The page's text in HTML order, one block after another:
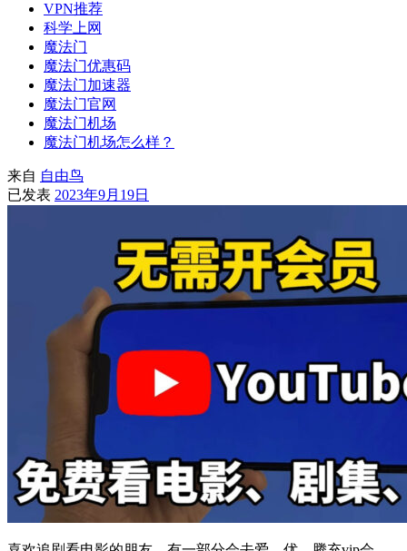
VPN推荐
科学上网
魔法门
魔法门优惠码
魔法门加速器
魔法门官网
魔法门机场
魔法门机场怎么样？
来自 自由鸟
已发表 2023年9月19日